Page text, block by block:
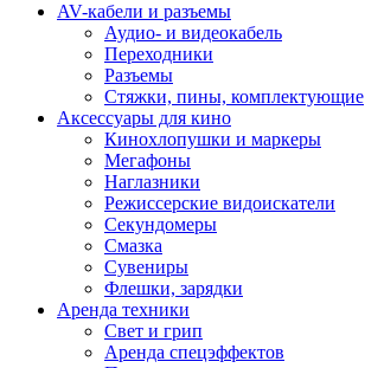
AV-кабели и разъемы
Аудио- и видеокабель
Переходники
Разъемы
Стяжки, пины, комплектующие
Аксессуары для кино
Кинохлопушки и маркеры
Мегафоны
Наглазники
Режиссерские видоискатели
Секундомеры
Смазка
Сувениры
Флешки, зарядки
Аренда техники
Свет и грип
Аренда спецэффектов